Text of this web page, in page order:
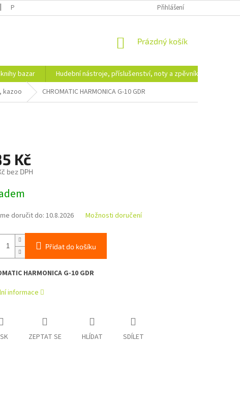
PODMÍNKY OCHRANY OSOBNÍCH ÚDAJŮ DOPRAVA A PLATBA
Přihlášení
NÁKUPNÍ
Prázdný košík
bazar Hudební nástroje, příslušenství, noty a zpěvníky
kazoo CHROMATIC HARMONICA G-10 GDR
Kč
bez DPH
doručit do:10.8.2026 Možnosti doručení
Přidat do košíku
HARMONICA G-10 GDR
informace
ZEPTAT SE HLÍDAT SDÍLET